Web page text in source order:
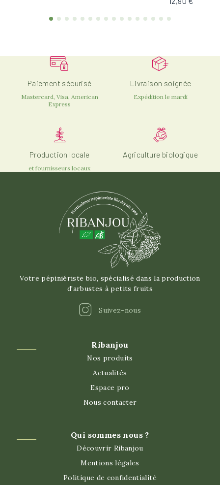
Paiement sécurisé
Mastercard, Visa, American
Express
Livraison soignée
Expédition le mardi
Production locale
et fournisseurs locaux
Agriculture biologique
Votre pépiniériste bio, spécialisé dans la production
d'arbustes à petits fruits
Suivez-nous
Instagram
Ribanjou
Nos produits
Actualités
Espace pro
Nous contacter
Qui sommes nous ?
Découvrir Ribanjou
Mentions légales
Politique de confidentialité